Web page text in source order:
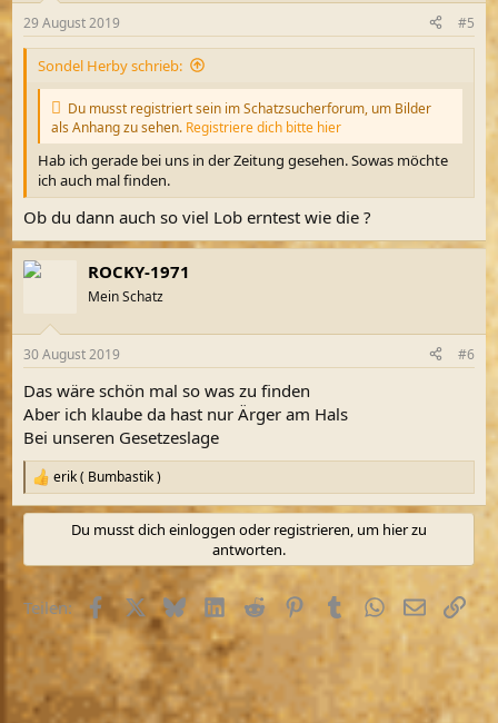
e
n
29 August 2019 #5
Sondel Herby schrieb:
Du musst registriert sein im Schatzsucherforum, um Bilder
als Anhang zu sehen. Registriere dich bitte hier
Hab ich gerade bei uns in der Zeitung gesehen. Sowas möchte
ich auch mal finden.
Ob du dann auch so viel Lob erntest wie die ?
ROCKY-1971
Mein Schatz
30 August 2019 #6
Das wäre schön mal so was zu finden
Aber ich klaube da hast nur Ärger am Hals
Bei unseren Gesetzeslage
R
e
a
i
n
erik ( Bumbastik )
Du musst dich einloggen oder registrieren, um hier zu
antworten.
Teilen: FacebookX (Twitter)
BlueskyLinkedIn
Reddit PinterestTumblrWhatsApp
E-MailLink